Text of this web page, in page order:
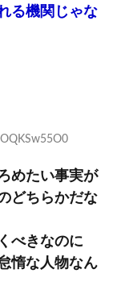
る機関じゃな
めたい事実が
どちらかだな
べきなのに
惰な人物なん